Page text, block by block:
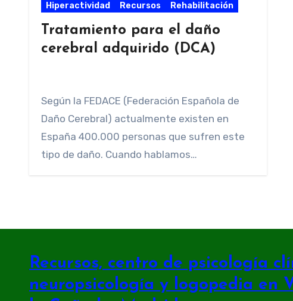
Hiperactividad
Recursos Rehabilitación
Tratamiento para el daño
cerebral adquirido (DCA)
Según la FEDACE (Federación Española de
Daño Cerebral) actualmente existen en
España 400.000 personas que sufren este
tipo de daño. Cuando hablamos…
Recursos, centro de psicología
neuropsicología y logopedia en